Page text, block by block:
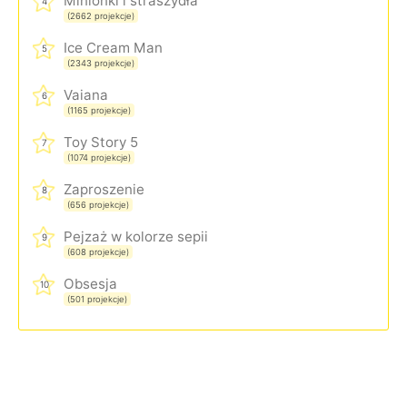
(2662 projekcje)
5 Ice Cream Man
(2343 projekcje)
6 Vaiana
(1165 projekcje)
7 Toy Story 5
(1074 projekcje)
8 Zaproszenie
(656 projekcje)
9 Pejzaż w kolorze sepii
(608 projekcje)
10 Obsesja
(501 projekcje)